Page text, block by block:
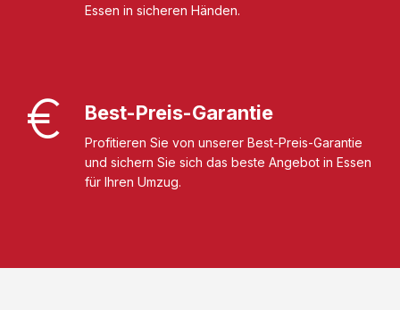
Essen in sicheren Händen.
Best-Preis-Garantie
Profitieren Sie von unserer Best-Preis-Garantie
und sichern Sie sich das beste Angebot in Essen
für Ihren Umzug.